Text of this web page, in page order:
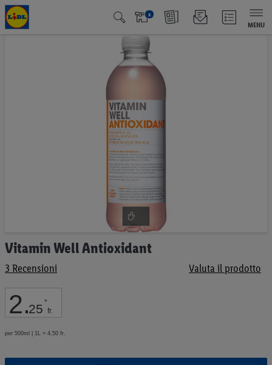
x
MENU
Vitamin Well Antioxidant
3 Recensioni Valuta il prodotto
2.25 *
fr.
per 500ml | 1L = 4,50 fr.
Vai
all'inizio
della
di
immagini